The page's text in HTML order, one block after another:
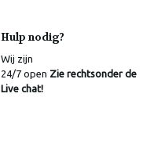
Hulp nodig?
Wij zijn
24/7 open Zie rechtsonder de
Live chat!